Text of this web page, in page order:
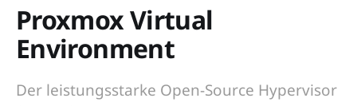
Proxmox Virtual
Environment
Der leistungsstarke Open-Source Hypervisor